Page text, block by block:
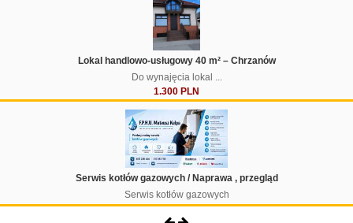
Lokal handlowo-usługowy 40 m² – Chrzanów
Do wynajęcia lokal ...
1.300 PLN
Serwis kotłów gazowych / Naprawa , przegląd
Serwis kotłów gazowych